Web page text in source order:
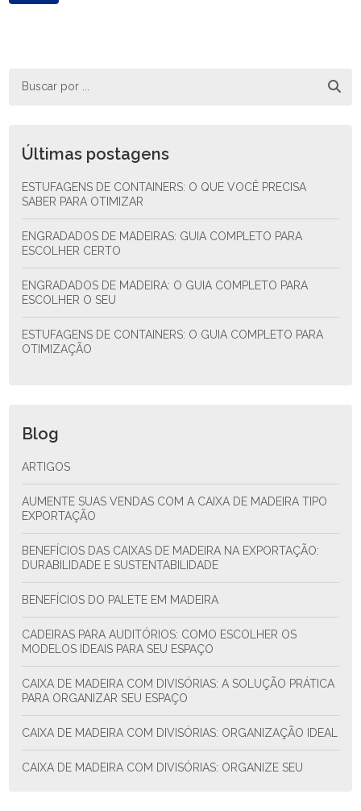
Últimas postagens
ESTUFAGENS DE CONTAINERS: O QUE VOCÊ PRECISA
SABER PARA OTIMIZAR
ENGRADADOS DE MADEIRAS: GUIA COMPLETO PARA
ESCOLHER CERTO
ENGRADADOS DE MADEIRA: O GUIA COMPLETO PARA
ESCOLHER O SEU
ESTUFAGENS DE CONTAINERS: O GUIA COMPLETO PARA
OTIMIZAÇÃO
Blog
ARTIGOS
AUMENTE SUAS VENDAS COM A CAIXA DE MADEIRA TIPO
EXPORTAÇÃO
BENEFÍCIOS DAS CAIXAS DE MADEIRA NA EXPORTAÇÃO:
DURABILIDADE E SUSTENTABILIDADE
BENEFÍCIOS DO PALETE EM MADEIRA
CADEIRAS PARA AUDITÓRIOS: COMO ESCOLHER OS
MODELOS IDEAIS PARA SEU ESPAÇO
CAIXA DE MADEIRA COM DIVISÓRIAS: A SOLUÇÃO PRÁTICA
PARA ORGANIZAR SEU ESPAÇO
CAIXA DE MADEIRA COM DIVISÓRIAS: ORGANIZAÇÃO IDEAL
CAIXA DE MADEIRA COM DIVISÓRIAS: ORGANIZE SEU